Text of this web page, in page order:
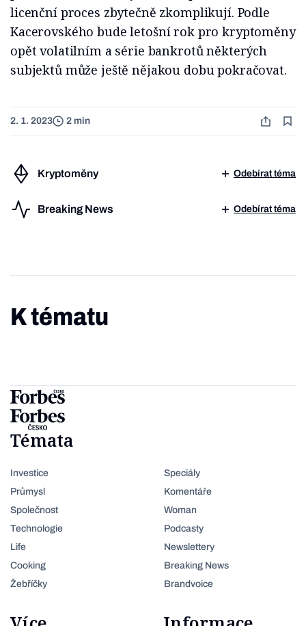
licenční proces zbytečně zkomplikují. Podle
Kacerovského bude letošní rok pro kryptoměny
opět volatilním a série bankrotů některých
subjektů může ještě nějakou dobu pokračovat.
2. 1. 2023 2 min
Kryptoměny Odebírat téma
Breaking News Odebírat téma
K tématu
Témata
Investice
Průmysl
Společnost
Technologie
Life
Cooking
Žebříčky
Speciály
Komentáře
Woman
Podcasty
Newslettery
Breaking News
Brandvoice